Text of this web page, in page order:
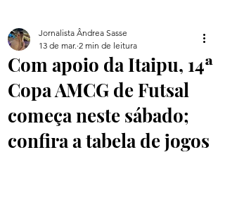
Com apoio da Itaipu, 14ª
Copa AMCG de Futsal
começa neste sábado;
confira a tabela de jogos
Jornalista Ândrea Sasse
13 de mar. 2 min de leitura